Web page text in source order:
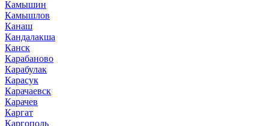
Камышин
Камышлов
Канаш
Кандалакша
Канск
Карабаново
Карабулак
Карасук
Карачаевск
Карачев
Каргат
Каргополь